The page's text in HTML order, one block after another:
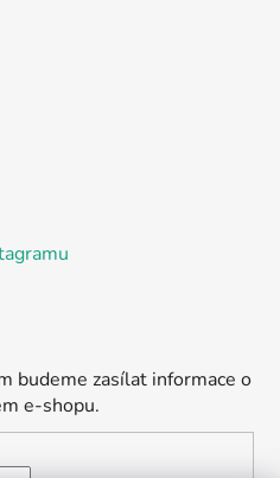
budeme zasílat informace o
e-shopu.